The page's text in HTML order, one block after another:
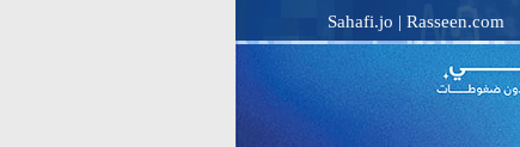
Sahafi.jo | Rasseen.com